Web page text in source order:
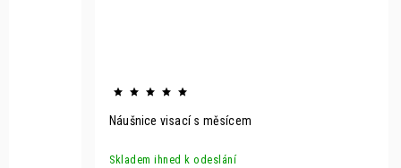
Náušnice visací s měsícem
Skladem ihned k odeslání